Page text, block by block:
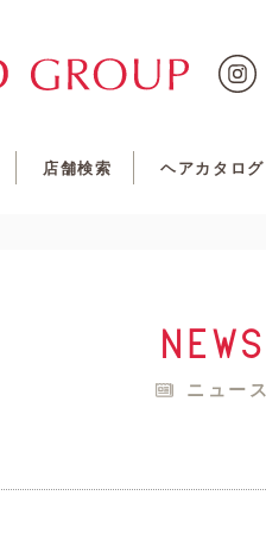
店舗検索 ヘアカタログ
news
ニュース